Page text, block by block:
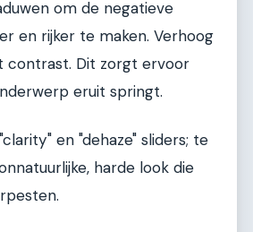
om de negatieve
en rijker te maken. Verhoog
contrast. Dit zorgt ervoor
eruit springt.
en "dehaze" sliders; te
harde look die